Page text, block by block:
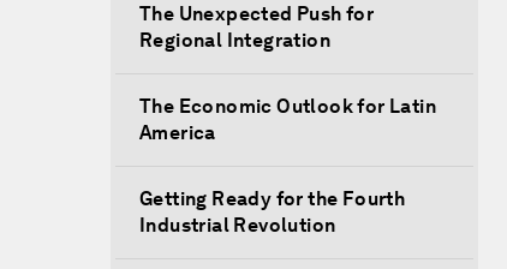
The Unexpected Push for
Regional Integration
The Economic Outlook for Latin
America
Getting Ready for the Fourth
Industrial Revolution